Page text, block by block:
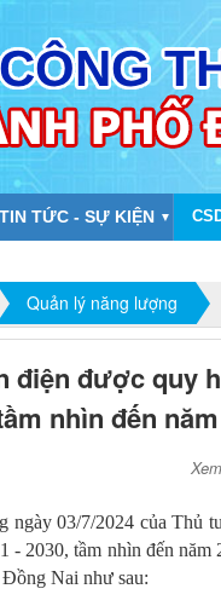
TIN TỨC - SỰ KIỆN ▼
Quản lý năng lượng
điện được quy
nhìn đến
ngày 03/7/2024 của Thủ
2030, tầm nhìn đến năm
Nai như sau: